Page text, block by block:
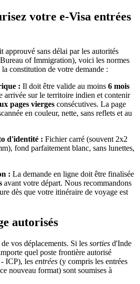
votre e-Visa entrées
approuvé sans délai par les autorités
of Immigration), voici les normes
la constitution de votre demande :
: Il doit être valide au moins 6 mois
arrivée sur le territoire indien et contenir
pages vierges consécutives. La page
en couleur, nette, sans reflets et au
d'identité : Fichier carré (souvent 2x2
fond parfaitement blanc, sans lunettes,
: La demande en ligne doit être finalisée
avant votre départ. Nous recommandons
dès que votre itinéraire de voyage est
autorisés
vos déplacements. Si les sorties d'Inde
quel poste frontière autorisé
ICP), les entrées (y compris les entrées
nouveau format) sont soumises à